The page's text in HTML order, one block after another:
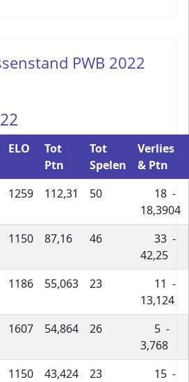
PWB 2022
ELO
Tot
Ptn
Tot
Spelen
Verlies
& Ptn
1259 112,31 50
18 -
18,3904
1150 87,16 46
33 -
42,25
1186 55,063 23
11 -
13,124
1607 54,864 26
5 -
3,768
1150 43,424 23
15 -